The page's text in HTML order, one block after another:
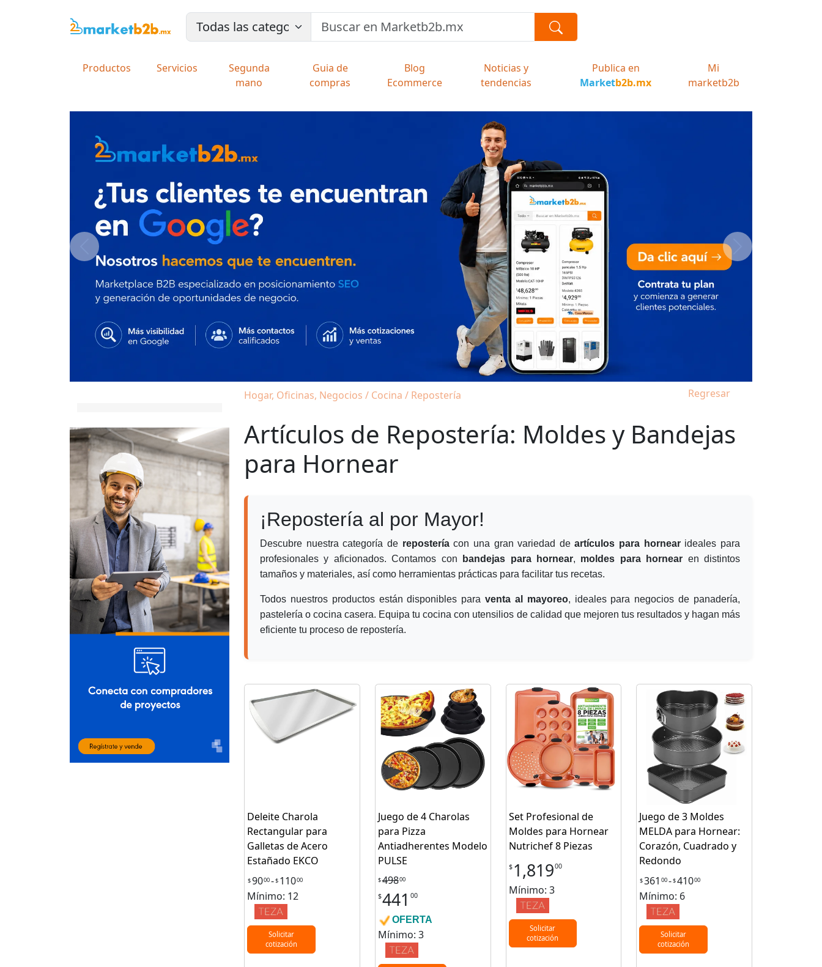
Productos Servicios
Segunda
mano
Guia de
compras
Blog
Ecommerce
Noticias y
tendencias
Publica en
Marketb2b.mx
Mi
marketb2b
Previous Next
Hogar, Oficinas, Negocios / Cocina / Repostería Regresar
Artículos de Repostería: Moldes y Bandejas
para Hornear
¡Repostería al por Mayor!
Descubre nuestra categoría de reposteríacon una gran variedad deartículos para hornearideales para
profesionales y aficionados. Contamos con
bandejas para hornear, moldes para hornear en distintos
tamaños y materiales, así como herramientas prácticas para facilitar tus recetas.
Todos nuestros productos están disponibles paraventa al mayoreo, ideales para negocios de panadería,
pastelería o cocina casera. Equipa tu cocina con utensilios de calidad que mejoren tus resultados y hagan más
eficiente tu proceso de repostería.
Deleite Charola
Rectangular para
Galletas de Acero
Estañado EKCO
$9000-$ 11000
Mínimo: 12
Solicitar
cotización
Juego de 4 Charolas
para Pizza
Antiadherentes Modelo
PULSE
$49800
$441 00
OFERTA
Mínimo: 3
Set Profesional de
Moldes para Hornear
Nutrichef 8 Piezas
$ 1,81900
Mínimo: 3
Solicitar
cotización
Juego de 3 Moldes
MELDA para Hornear:
Corazón, Cuadrado y
Redondo
$361 00-$41000
Mínimo: 6
Solicitar
cotización